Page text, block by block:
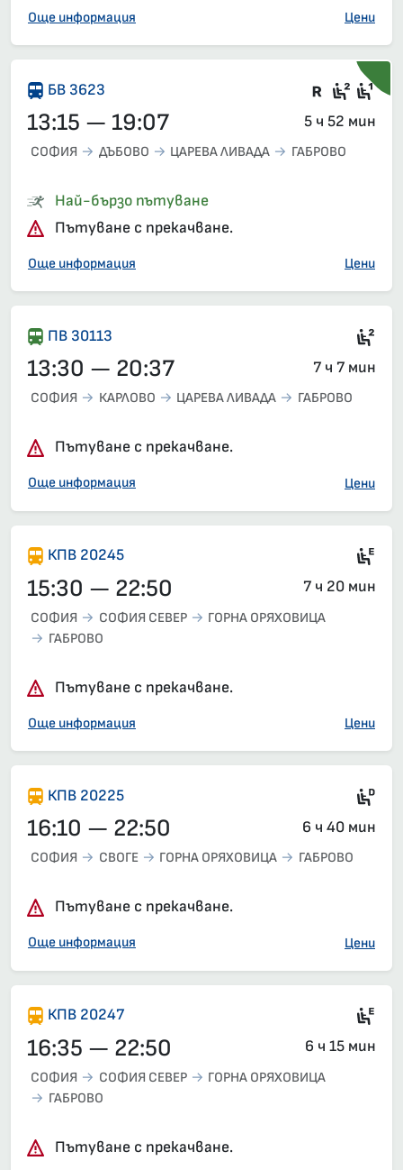
Още информация Цени
БВ 3623 Влак
13:15 — 19:07 5 ч 52 мин
СОФИЯ ДЪБОВО ЦАРЕВА ЛИВАДА ГАБРОВО
Най-бързо пътуване
Пътуване с прекачване.
Още информация Цени
ПВ 30113
13:30 — 20:37 7 ч 7 мин
СОФИЯ КАРЛОВО ЦАРЕВА ЛИВАДА ГАБРОВО
Пътуване с прекачване.
Още информация Цени
КПВ 20245
15:30 — 22:50 7 ч 20 мин
СОФИЯ СОФИЯ СЕВЕР
ГОРНА ОРЯХОВИЦА
ГАБРОВО
Пътуване с прекачване.
Още информация Цени
КПВ 20225
16:10 — 22:50 6 ч 40 мин
СОФИЯ СВОГЕ ГОРНА ОРЯХОВИЦА ГАБРОВО
Пътуване с прекачване.
Още информация Цени
КПВ 20247
16:35 — 22:50 6 ч 15 мин
СОФИЯ СОФИЯ СЕВЕР
ГОРНА ОРЯХОВИЦА
ГАБРОВО
Пътуване с прекачване.